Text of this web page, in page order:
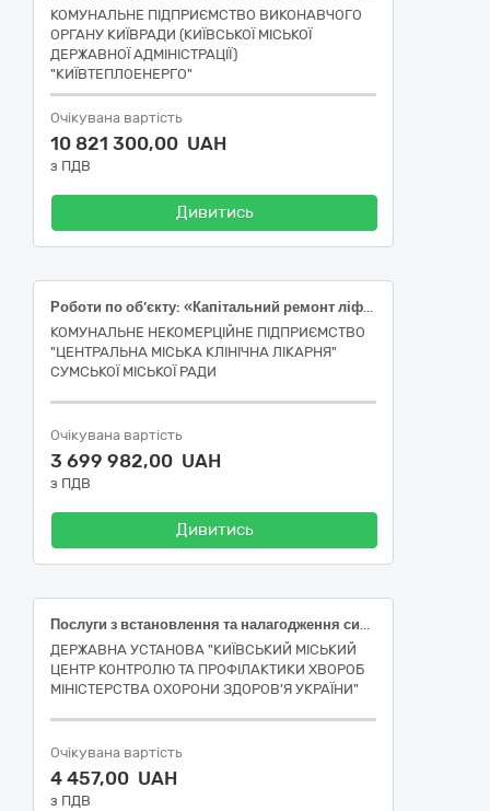
КОМУНАЛЬНЕ ПІДПРИЄМСТВО ВИКОНАВЧОГО
ОРГАНУ КИЇВРАДИ (КИЇВСЬКОЇ МІСЬКОЇ
ДЕРЖАВНОЇ АДМІНІСТРАЦІЇ)
"КИЇВТЕПЛОЕНЕРГО"
Очікувана вартість
10 821 300,00 UAH
з ПДВ
Дивитись
Роботи по об’єкту: «Капітальний ремонт ліфта (реєст.№100) стаціонару №2 КНП «ЦМКЛ» СМР за адресою: вул. Сумської артбригади, 13, м. Суми» (ДК 021:2015 "45310000-3 - Електромонтажні роботи")
КОМУНАЛЬНЕ НЕКОМЕРЦІЙНЕ ПІДПРИЄМСТВО
"ЦЕНТРАЛЬНА МІСЬКА КЛІНІЧНА ЛІКАРНЯ"
СУМСЬКОЇ МІСЬКОЇ РАДИ
Очікувана вартість
3 699 982,00 UAH
з ПДВ
Дивитись
Послуги з встановлення та налагодження системи охоронно-тривожної сигналізації у приміщенні ДУ «Київський міський ЦКПХ МОЗ» за адресою: м. Київ, вул. Естонська, 3
ДЕРЖАВНА УСТАНОВА "КИЇВСЬКИЙ МІСЬКИЙ
ЦЕНТР КОНТРОЛЮ ТА ПРОФІЛАКТИКИ ХВОРОБ
МІНІСТЕРСТВА ОХОРОНИ ЗДОРОВ'Я УКРАЇНИ"
Очікувана вартість
4 457,00 UAH
з ПДВ